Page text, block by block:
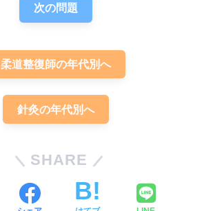
次の問題
柔道整復師の年代別へ
針灸の年代別へ
SHARE